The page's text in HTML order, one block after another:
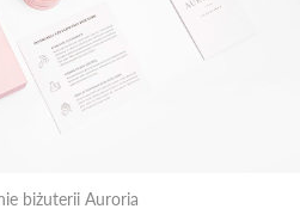
biżuterii Auroria